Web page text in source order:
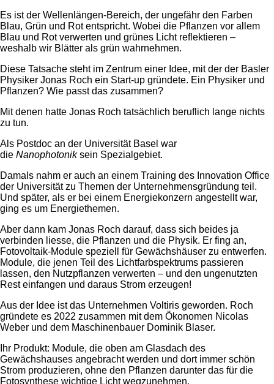
Es ist der Wellenlängen-Bereich, der ungefähr den Farben
Blau, Grün und Rot entspricht. Wobei die Pflanzen vor allem
Blau und Rot verwerten und grünes Licht reflektieren –
weshalb wir Blätter als grün wahrnehmen.
Diese Tatsache steht im Zentrum einer Idee, mit der der Basler
Physiker Jonas Roch ein Start-up gründete. Ein Physiker und
Pflanzen? Wie passt das zusammen?
Mit denen hatte Jonas Roch tatsächlich beruflich lange nichts
zu tun.
Als Postdoc an der Universität Basel war
die Nanophotoniksein Spezialgebiet.
Damals nahm er auch an einem Training des Innovation Office
der Universität zu Themen der Unternehmensgründung teil.
Und später, als er bei einem Energiekonzern angestellt war,
ging es um Energiethemen.
Aber dann kam Jonas Roch darauf, dass sich beides ja
verbinden liesse, die Pflanzen und die Physik. Er fing an,
Fotovoltaik-Module speziell für Gewächshäuser zu entwerfen.
Module, die jenen Teil des Lichtfarbspektrums passieren
lassen, den Nutzpflanzen verwerten – und den ungenutzten
Rest einfangen und daraus Strom erzeugen!
Aus der Idee ist das Unternehmen Voltiris geworden. Roch
gründete es 2022 zusammen mit dem Ökonomen Nicolas
Weber und dem Maschinenbauer Dominik Blaser.
Ihr Produkt: Module, die oben am Glasdach des
Gewächshauses angebracht werden und dort immer schön
Strom produzieren, ohne den Pflanzen darunter das für die
Fotosynthese wichtige Licht wegzunehmen.